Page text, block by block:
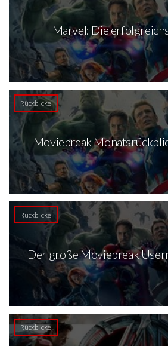
Marvel: Die
Rückblicke
Moviebreak
Rückblicke
Der große Moviebreak
Rückblicke